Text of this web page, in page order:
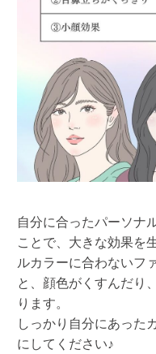
自分に合ったパーソナ
ことで、大きな効果を
ルカラーに合わないフ
と、顔色がくすんだり
ります。
しっかり自分にあった
にしてください♪